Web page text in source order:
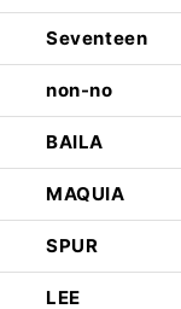
Seventeen
non-no
BAILA
MAQUIA
SPUR
LEE